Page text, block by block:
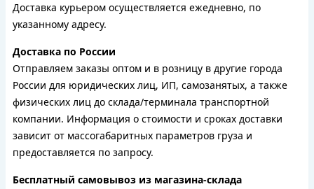
Доставка курьером осуществляется ежедневно, по
указанному адресу.
Доставка по России
Отправляем заказы оптом и в розницу в другие города
России для юридических лиц, ИП, самозанятых, а также
физических лиц до склада/терминала транспортной
компании. Информация о стоимости и сроках доставки
зависит от массогабаритных параметров груза и
предоставляется по запросу.
Бесплатный самовывоз из магазина-склада